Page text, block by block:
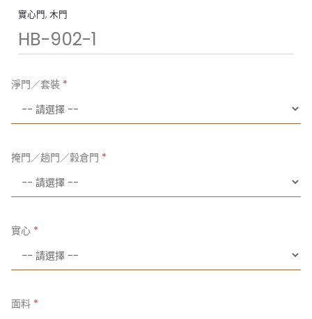
實心門,木門
HB-902-1
淨門／套裝
掩門／趟門／穀倉門
實心
面料